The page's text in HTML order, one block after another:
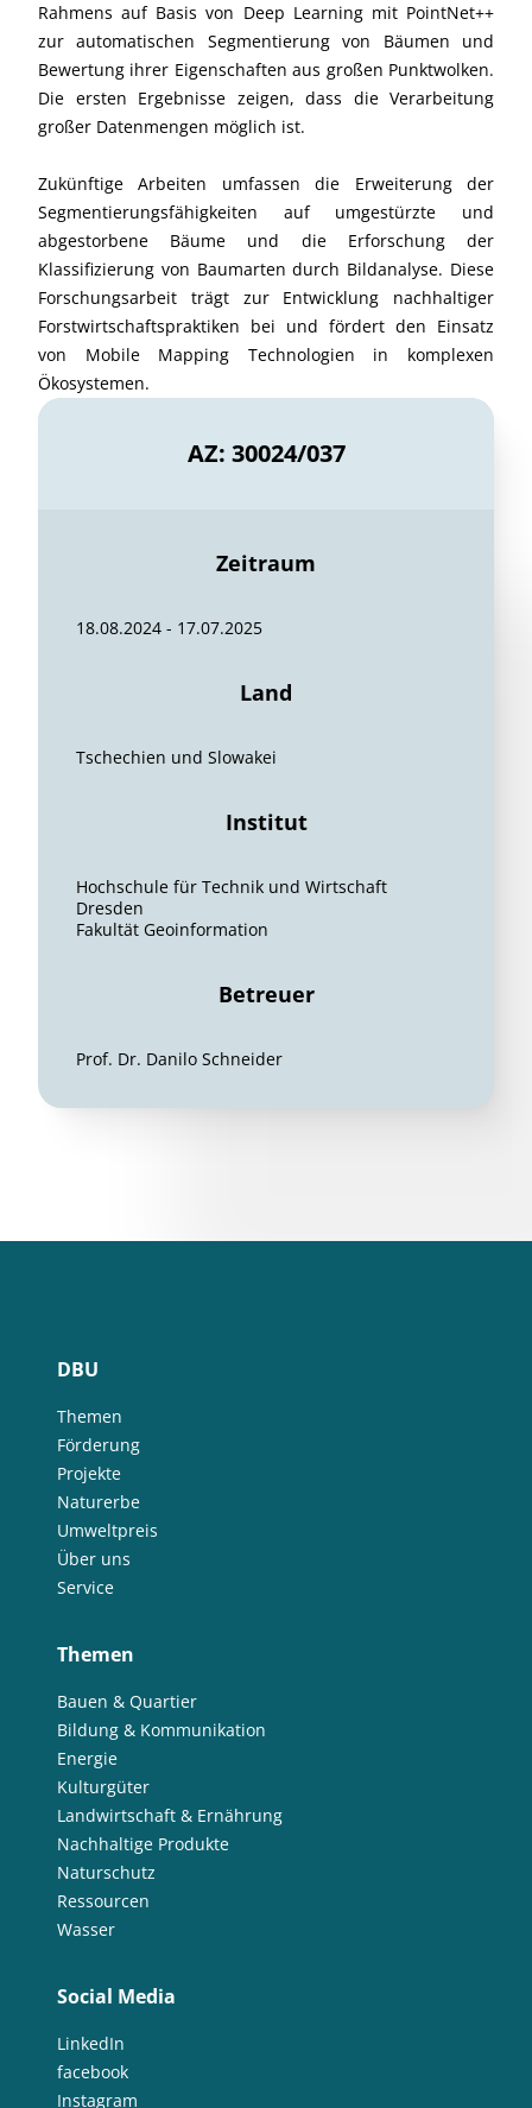
Rahmens auf Basis von Deep Learning mit PointNet++
zur automatischen Segmentierung von Bäumen und
Bewertung ihrer Eigenschaften aus großen Punktwolken.
Die ersten Ergebnisse zeigen, dass die Verarbeitung
großer Datenmengen möglich ist.
Zukünftige Arbeiten umfassen die Erweiterung der
Segmentierungsfähigkeiten auf umgestürzte und
abgestorbene Bäume und die Erforschung der
Klassifizierung von Baumarten durch Bildanalyse. Diese
Forschungsarbeit trägt zur Entwicklung nachhaltiger
Forstwirtschaftspraktiken bei und fördert den Einsatz
von Mobile Mapping Technologien in komplexen
Ökosystemen.
AZ: 30024/037
Zeitraum
18.08.2024 - 17.07.2025
Land
Tschechien und Slowakei
Institut
Hochschule für Technik und Wirtschaft
Dresden
Fakultät Geoinformation
Betreuer
Prof. Dr. Danilo Schneider
DBU
Themen
Förderung
Projekte
Naturerbe
Umweltpreis
Über uns
Service
Themen
Bauen & Quartier
Bildung & Kommunikation
Energie
Kulturgüter
Landwirtschaft & Ernährung
Nachhaltige Produkte
Naturschutz
Ressourcen
Wasser
Social Media
LinkedIn
facebook
Instagram